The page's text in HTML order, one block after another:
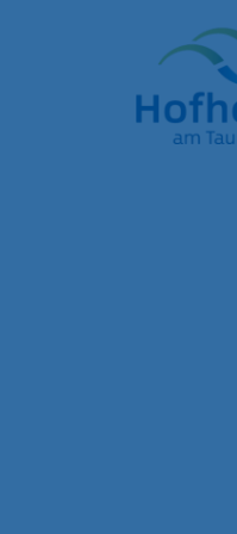
Startseite"